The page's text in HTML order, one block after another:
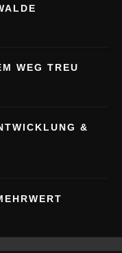
WEG TREU
&